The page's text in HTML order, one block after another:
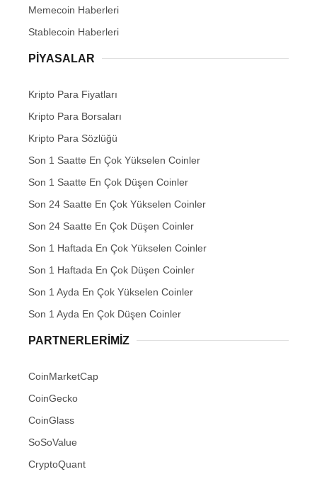
Memecoin Haberleri
Stablecoin Haberleri
PIYASALAR
Kripto Para Fiyatları
Kripto Para Borsaları
Kripto Para Sözlüğü
Son 1 Saatte En Çok Yükselen Coinler
Son 1 Saatte En Çok Düşen Coinler
Son 24 Saatte En Çok Yükselen Coinler
Son 24 Saatte En Çok Düşen Coinler
Son 1 Haftada En Çok Yükselen Coinler
Son 1 Haftada En Çok Düşen Coinler
Son 1 Ayda En Çok Yükselen Coinler
Son 1 Ayda En Çok Düşen Coinler
PARTNERLERIMIZ
CoinMarketCap
CoinGecko
CoinGlass
SoSoValue
CryptoQuant